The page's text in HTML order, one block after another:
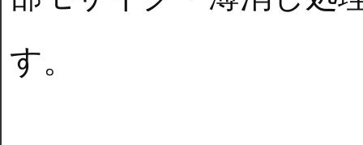
す。